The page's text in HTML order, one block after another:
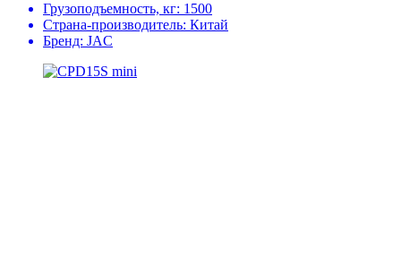
Грузоподъемность, кг: 1500
Страна-производитель: Китай
Бренд: JAC